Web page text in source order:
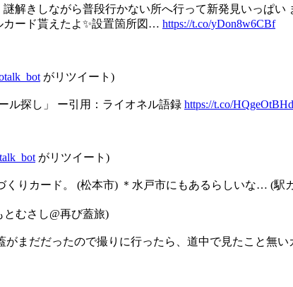
謎解きしながら普段行かない所へ行って新発見いっぱい
カード貰えたよ✨設置箇所図… https://t.co/yDon8w6CBf
がリツイート)
ル探し」 ー引用：ライオネル語録 https://t.co/
がリツイート)
りカード。 (松本市) ＊水戸市にもあるらしいな… (
とむさし@再び蓋旅)
がまだだったので撮りに行ったら、道中で見たこと無